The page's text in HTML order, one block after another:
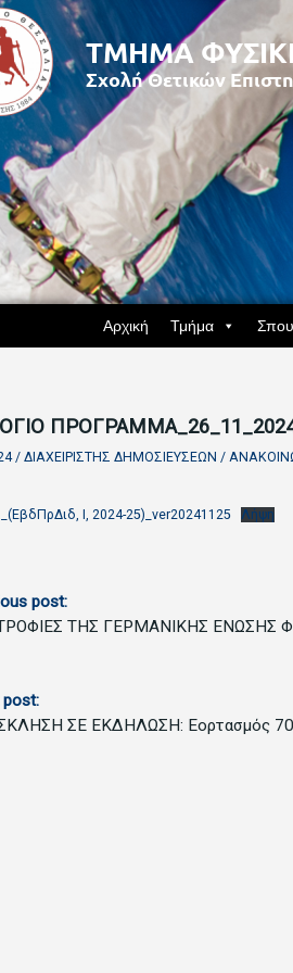
Αρχική Τμήμα
/ ΔΙΑΧΕΙΡΙΣΤΉΣ ΔΗΜΟΣΙΕΎΣΕΩΝ /
I, 2024-25)_ver20241125 Λήψη
post:
ΤΗΣ ΓΕΡΜΑΝΙΚΗΣ ΕΝΩΣΗΣ
ΣΕ ΕΚΔΗΛΩΣΗ: Eορτασμός 70